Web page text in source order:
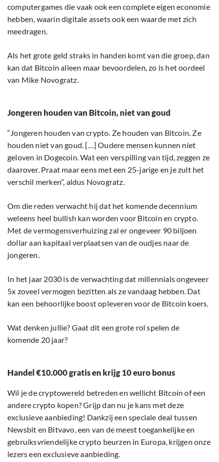
computergames die vaak ook een complete eigen economie
hebben, waarin digitale assets ook een waarde met zich
meedragen.
Als het grote geld straks in handen komt van die groep, dan
kan dat Bitcoin alleen maar bevoordelen, zo is het oordeel
van Mike Novogratz.
Jongeren houden van Bitcoin, niet van goud
“Jongeren houden van crypto. Ze houden van Bitcoin. Ze
houden niet van goud. […] Oudere mensen kunnen niet
geloven in Dogecoin. Wat een verspilling van tijd, zeggen ze
daarover. Praat maar eens met een 25-jarige en je zult het
verschil merken”, aldus Novogratz.
Om die reden verwacht hij dat het komende decennium
weleens heel bullish kan worden voor Bitcoin en crypto.
Met de vermogensverhuizing zal er ongeveer 90 biljoen
dollar aan kapitaal verplaatsen van de oudjes naar de
jongeren.
In het jaar 2030 is de verwachting dat millennials ongeveer
5x zoveel vermogen bezitten als ze vandaag hebben. Dat
kan een behoorlijke boost opleveren voor de Bitcoin koers.
Wat denken jullie? Gaat dit een grote rol spelen de
komende 20 jaar?
Handel €10.000 gratis en krijg 10 euro bonus
Wil je de cryptowereld betreden en wellicht Bitcoin of een
andere crypto kopen? Grijp dan nu je kans met deze
exclusieve aanbieding! Dankzij een speciale deal tussen
Newsbit en Bitvavo, een van de meest toegankelijke en
gebruiksvriendelijke crypto beurzen in Europa, krijgen onze
lezers een exclusieve aanbieding.